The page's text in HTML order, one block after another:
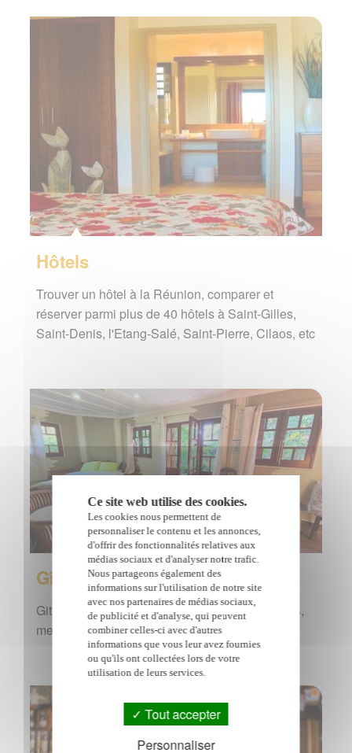
Hôtels
Trouver un hôtel à la Réunion, comparer et
réserver parmi plus de 40 hôtels à Saint-Gilles,
Saint-Denis, l'Etang-Salé, Saint-Pierre, Cilaos, etc
Gîtes, chambres d'hôtes
Gites, chambres d'hôtes, locations saisonnières,
meublés de tourisme à l'île de la Réunion
Ce site web utilise des cookies.
Les cookies nous permettent de
personnaliser le contenu et les annonces,
d'offrir des fonctionnalités relatives aux
médias sociaux et d'analyser notre trafic.
Nous partageons également des
informations sur l'utilisation de notre site
avec nos partenaires de médias sociaux,
de publicité et d'analyse, qui peuvent
combiner celles-ci avec d'autres
informations que vous leur avez fournies
ou qu'ils ont collectées lors de votre
utilisation de leurs services.
Tout accepter
Personnaliser